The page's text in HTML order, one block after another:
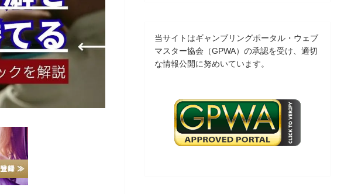
当サイトはギャンブリングポータル・ウェブ
マスター協会（GPWA）の承認を受け、適切
な情報公開に努めいています。